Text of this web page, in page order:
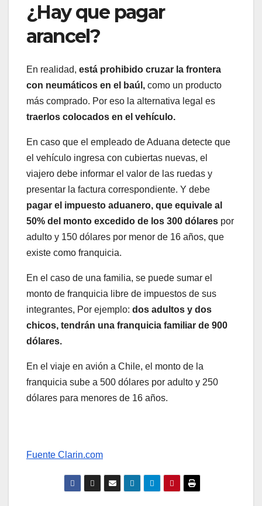
¿Hay que pagar
arancel?
En realidad, está prohibido cruzar la frontera
con neumáticos en el baúl, como un producto
más comprado. Por eso la alternativa legal es
traerlos colocados en el vehículo.
En caso que el empleado de Aduana detecte que
el vehículo ingresa con cubiertas nuevas, el
viajero debe informar el valor de las ruedas y
presentar la factura correspondiente. Y debe
pagar el impuesto aduanero, que equivale al
50% del monto excedido de los 300 dólares por
adulto y 150 dólares por menor de 16 años, que
existe como franquicia.
En el caso de una familia, se puede sumar el
monto de franquicia libre de impuestos de sus
integrantes, Por ejemplo: dos adultos y dos
chicos, tendrán una franquicia familiar de 900
dólares.
En el viaje en avión a Chile, el monto de la
franquicia sube a 500 dólares por adulto y 250
dólares para menores de 16 años.
Fuente Clarin.com